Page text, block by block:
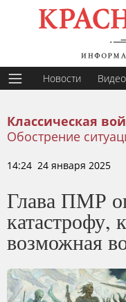
Новости Видео
Классическая
Обострение
14:24 24 января 2025
Глава ПМР
катастрофу,
возможная